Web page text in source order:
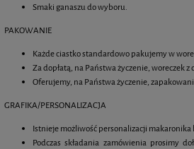
Ciastko owsiane 6 cm z jadalnym
4,85 zł
Smaki ganaszu do wyboru.
PAKOWANIE
Każde ciastko standardowo pakujemy w
Za dopłatą, na Państwa życzenie, woreczek
Oferujemy, na Państwa życzenie,
GRAFIKA/PERSONALIZACJA
Istnieje możliwość personalizacji
Podczas składania zamówienia prosimy